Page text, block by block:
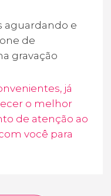
aguardando e
de
gravação
já
o melhor
de atenção ao
você para